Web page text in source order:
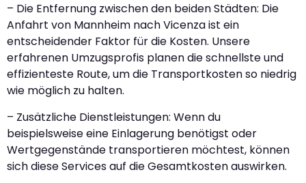
– Die Entfernung zwischen den beiden Städten: Die
Anfahrt von Mannheim nach Vicenza ist ein
entscheidender Faktor für die Kosten. Unsere
erfahrenen Umzugsprofis planen die schnellste und
effizienteste Route, um die Transportkosten so niedrig
wie möglich zu halten.
– Zusätzliche Dienstleistungen: Wenn du
beispielsweise eine Einlagerung benötigst oder
Wertgegenstände transportieren möchtest, können
sich diese Services auf die Gesamtkosten auswirken.